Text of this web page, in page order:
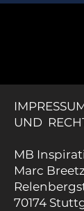
UND
MB
Marc
70174